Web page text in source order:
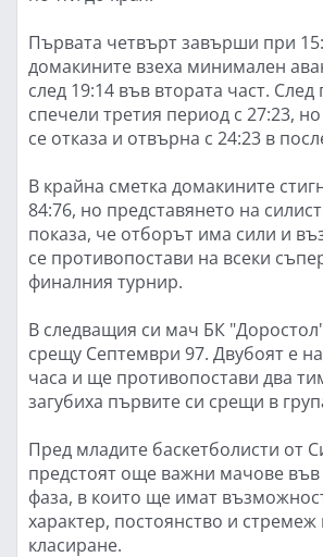
Първата четвърт завърши при
домакините взеха минимален
след 19:14 във втората част. След
спечели третия период с 27:23,
се отказа и отвърна с 24:23 в
В крайна сметка домакините
84:76, но представянето на
показа, че отборът има сили и
се противопостави на всеки
финалния турнир.
В следващия си мач БК
срещу Септември 97. Двубоят е
часа и ще противопостави два
загубиха първите си срещи в
Пред младите баскетболисти от
предстоят още важни мачове
фаза, в които ще имат
характер, постоянство и
класиране.